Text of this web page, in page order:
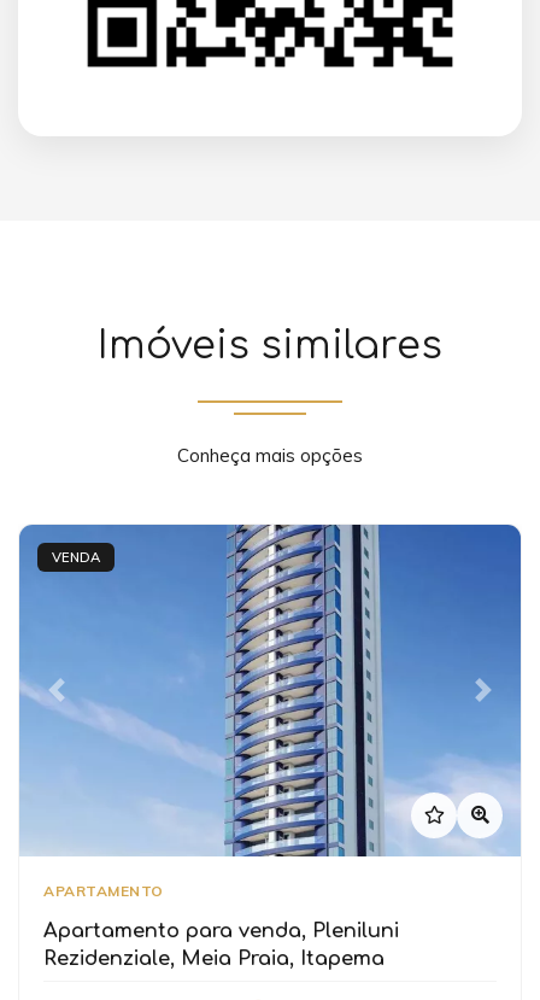
Imóveis similares
Conheça mais opções
VENDA
Previous Next
APARTAMENTO
Apartamento para venda, Pleniluni
Rezidenziale, Meia Praia, Itapema